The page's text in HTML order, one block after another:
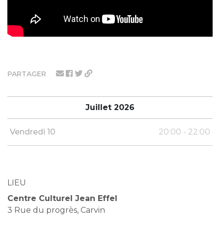
PARTAGER
Juillet 2026
Vendredi 10 20:00 - 22:00
LIEU
Centre Culturel Jean Effel
3 Rue du progrès, Carvin